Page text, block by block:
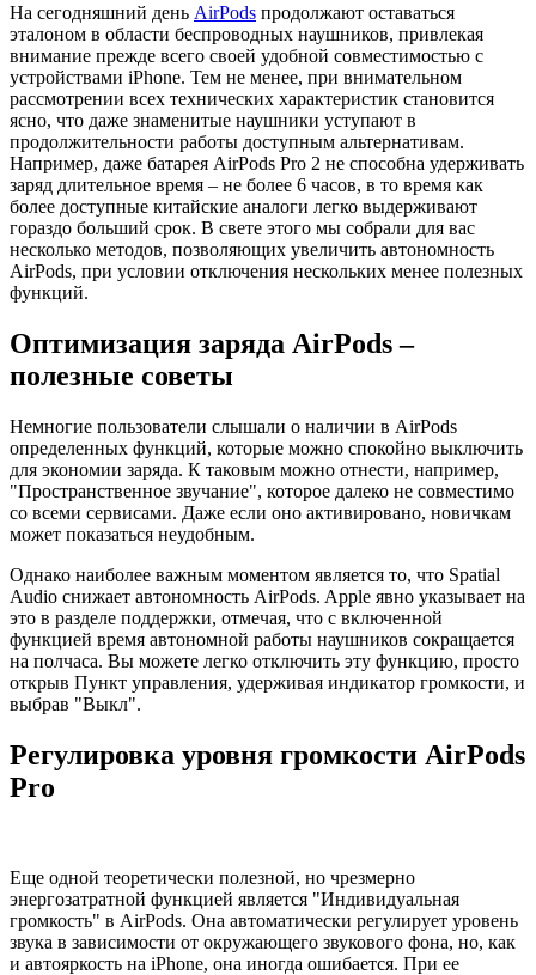
На сегодняшний день AirPods продолжают оставаться
эталоном в области беспроводных наушников, привлекая
внимание прежде всего своей удобной совместимостью с
устройствами iPhone. Тем не менее, при внимательном
рассмотрении всех технических характеристик становится
ясно, что даже знаменитые наушники уступают в
продолжительности работы доступным альтернативам.
Например, даже батарея AirPods Pro 2 не способна удерживать
заряд длительное время – не более 6 часов, в то время как
более доступные китайские аналоги легко выдерживают
гораздо больший срок. В свете этого мы собрали для вас
несколько методов, позволяющих увеличить автономность
AirPods, при условии отключения нескольких менее полезных
функций.
Оптимизация заряда AirPods –
полезные советы
Немногие пользователи слышали о наличии в AirPods
определенных функций, которые можно спокойно выключить
для экономии заряда. К таковым можно отнести, например,
"Пространственное звучание", которое далеко не совместимо
со всеми сервисами. Даже если оно активировано, новичкам
может показаться неудобным.
Однако наиболее важным моментом является то, что Spatial
Audio снижает автономность AirPods. Apple явно указывает на
это в разделе поддержки, отмечая, что с включенной
функцией время автономной работы наушников сокращается
на полчаса. Вы можете легко отключить эту функцию, просто
открыв Пункт управления, удерживая индикатор громкости, и
выбрав "Выкл".
Регулировка уровня громкости AirPods
Pro
Еще одной теоретически полезной, но чрезмерно
энергозатратной функцией является "Индивидуальная
громкость" в AirPods. Она автоматически регулирует уровень
звука в зависимости от окружающего звукового фона, но, как
и автояркость на iPhone, она иногда ошибается. При ее